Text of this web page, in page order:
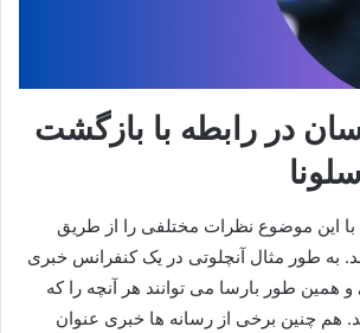
در رابطه با بازگشت
این موضوع نظرات مختلفی را از طریق
به طور مثال آنچلوتی در یک کنفرانس خبری
همین طور بارسا می توانند هر آنچه را که
هم چنین برخی از رسانه ها خبری عنوان